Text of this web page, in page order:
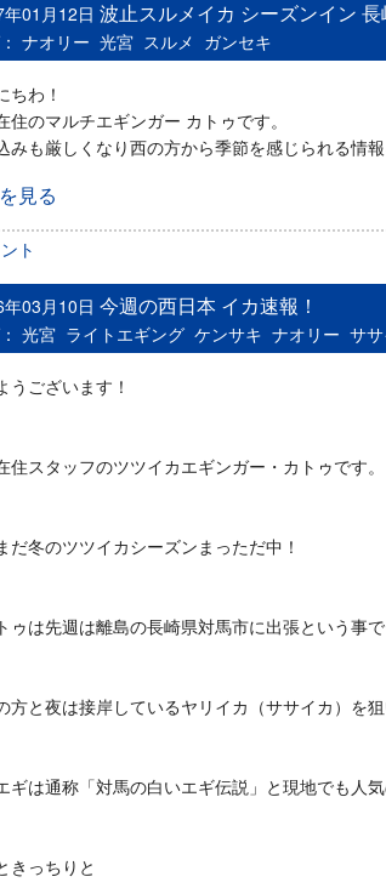
01月12日 波止スルメイカ シーズンイン
ナオリー 光宮 スルメ ガンセキ
ちわ！
住のマルチエギンガー カトゥです。
みも厳しくなり西の方から季節を感じられる情報
見る
ト
03月10日 今週の西日本 イカ速報！
光宮 ライトエギング ケンサキ ナオリー サ
うございます！
住スタッフのツツイカエギンガー・カトゥです。
だ冬のツツイカシーズンまっただ中！
ゥは先週は離島の長崎県対馬市に出張という事で
方と夜は接岸しているヤリイカ（ササイカ）を狙
ギは通称「対馬の白いエギ伝説」と現地でも人気
きっちりと